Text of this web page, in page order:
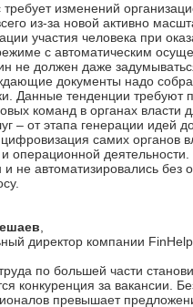
изменений
из-за новой активно
участия человека при
с автоматическим
не должен даже
документы надо
Данные тенденции требуют
команд в органах власти
– от этапа генерации идей
самих органов
операционной
и не автоматизировались
директор компании
по большей части
конкуренция за вакансии.
превышает